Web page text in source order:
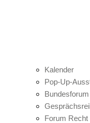
Kalender
Pop-Up-
Forum Recht